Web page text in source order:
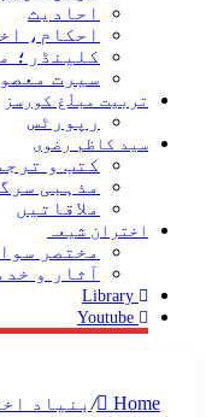
احادیث
احکام،
کلینڈر؛
سیرت
تربیت مبلّغ کورسز
رپورٹس
سید کاظم رضوی
کتب و
مذہبی
ملاقاتیں
اختران شیعہ
مختصر
آثار و
Home
/ بنیاد